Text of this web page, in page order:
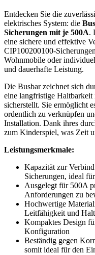
Entdecken Sie die
elektrisches System: die
Sicherungen mit je 500A.
eine sichere und effektive
CIP100200100-
Wohnmobile oder
und dauerhafte Leistung.
Die Busbar zeichnet sich
eine langfristige
sicherstellt. Sie ermöglicht
ordentlich zu verknüpfen
Installation. Dank ihres
zum Kinderspiel, was Zeit
Leistungsmerkmale:
Kapazität zur
Sicherungen, ideal
Ausgelegt für 500A
Anforderungen zu
Hochwertige
Leitfähigkeit und
Kompaktes Design
Konfiguration
Beständig gegen
somit ideal für den